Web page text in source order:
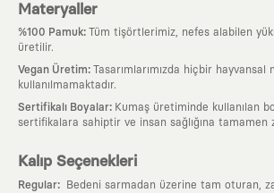
Materyaller
%100 Pamuk: Tüm tişörtlerimiz, nefes alabilen
üretilir.
Vegan Üretim: Tasarımlarımızda hiçbir hayvansal
kullanılmamaktadır.
Sertifikalı Boyalar: Kumaş üretiminde kullanılan
sertifikalara sahiptir ve insan sağlığına tamamen
Kalıp Seçenekleri
Regular:
Bedeni sarmadan üzerine tam oturan,